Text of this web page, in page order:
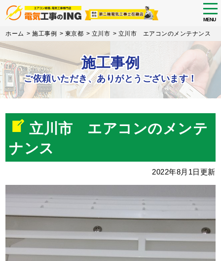
Skip
to
main
content
MENU
ホーム >施工事例 > 東京都 > 立川市 > 立川市 エアコンのメンテナンス
施工事例
ご依頼いただき、ありがとうございます！
立川市 エアコンのメンテ
ナンス
2022年8月1日更新